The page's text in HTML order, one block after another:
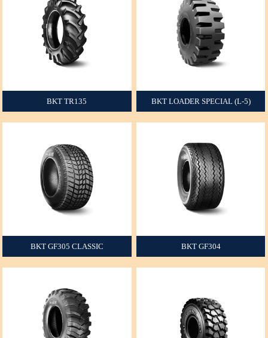
BKT TR135
+
BKT LOADER SPECIAL (L‐5)
+
BKT GF305 CLASSIC
+
BKT GF304
+